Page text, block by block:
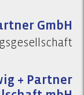
GmbH
+ Partner